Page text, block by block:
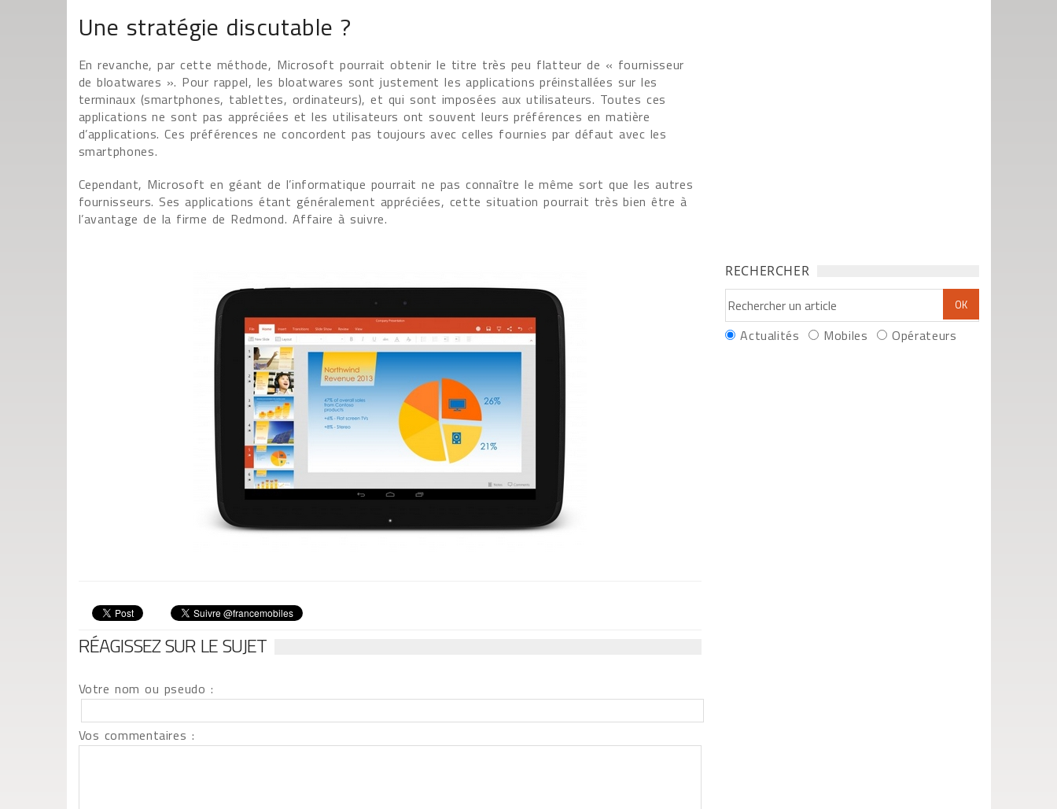
Une stratégie discutable ?
En revanche, par cette méthode, Microsoft pourrait obtenir le titre très peu flatteur de « fournisseur
de bloatwares ». Pour rappel, les bloatwares sont justement les applications préinstallées sur les
terminaux (smartphones, tablettes, ordinateurs), et qui sont imposées aux utilisateurs. Toutes ces
applications ne sont pas appréciées et les utilisateurs ont souvent leurs préférences en matière
d’applications. Ces préférences ne concordent pas toujours avec celles fournies par défaut avec les
smartphones.
Cependant, Microsoft en géant de l’informatique pourrait ne pas connaître le même sort que les autres
fournisseurs. Ses applications étant généralement appréciées, cette situation pourrait très bien être à
l’avantage de la firme de Redmond. Affaire à suivre.
RÉAGISSEZ SUR LE SUJET
Votre nom ou pseudo :
Vos commentaires :
RECHERCHER
Actualités Mobiles Opérateurs